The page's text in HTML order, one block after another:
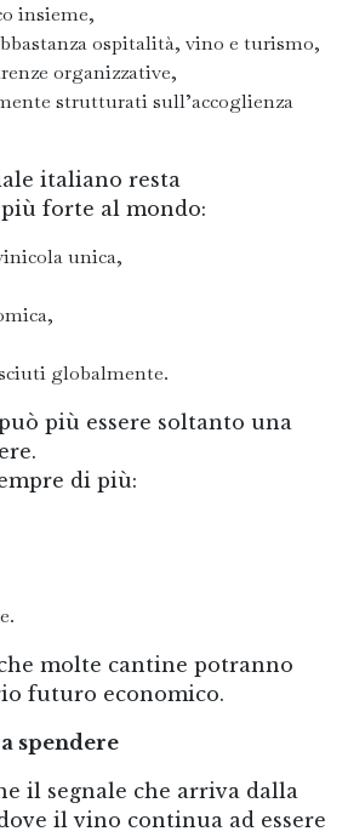
insieme,
ospitalità, vino e turismo,
organizzative,
strutturati sull’accoglienza
italiano resta
forte al mondo:
unica,
globalmente.
più essere soltanto una
di più:
molte cantine potranno
futuro economico.
spendere
il segnale che arriva dalla
il vino continua ad essere